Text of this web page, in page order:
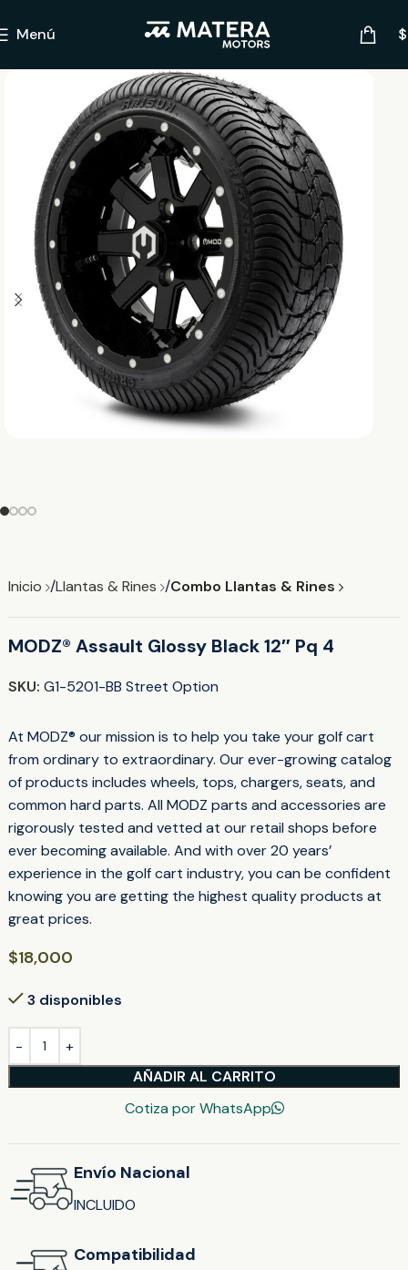
Menú $
Inicio Llantas & Rines Combo Llantas & Rines
MODZ® Assault Glossy Black 12″ Pq 4
SKU: G1-5201-BB Street Option
At MODZ® our mission is to help you take your golf cart
from ordinary to extraordinary. Our ever-growing catalog
of products includes wheels, tops, chargers, seats, and
common hard parts. All MODZ parts and accessories are
rigorously tested and vetted at our retail shops before
ever becoming available. And with over 20 years’
experience in the golf cart industry, you can be confident
knowing you are getting the highest quality products at
great prices.
$18,000
3 disponibles
AÑADIR AL CARRITO
Cotiza por WhatsApp
Envío Nacional
INCLUIDO
Compatibilidad